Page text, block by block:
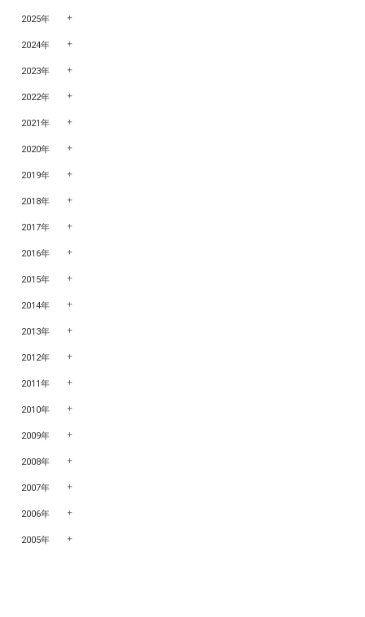
2025年
2024年
2023年
2022年
2021年
2020年
2019年
2018年
2017年
2016年
2015年
2014年
2013年
2012年
2011年
2010年
2009年
2008年
2007年
2006年
2005年